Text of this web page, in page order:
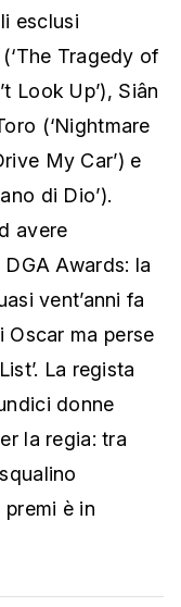
esclusi
Tragedy of
Look Up’), Siân
(‘Nightmare
My Car’) e
di Dio’).
avere
Awards: la
vent’anni fa
ma perse
La regista
donne
la regia: tra
premi è in